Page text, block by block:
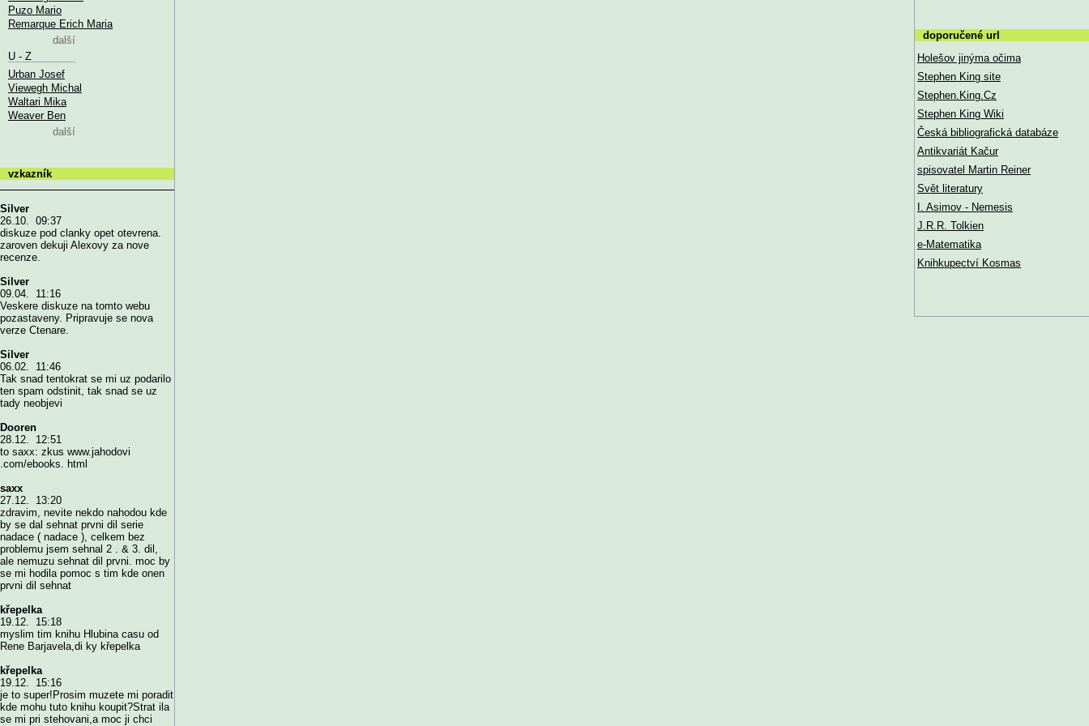
Puzo Mario
Remarque Erich Maria
další
U - Z
Urban Josef
Viewegh Michal
Waltari Mika
Weaver Ben
další
vzkazník
Silver
26.10. 09:37
diskuze pod clanky opet otevrena.
zaroven dekuji Alexovy za nove
recenze.
Silver
09.04. 11:16
Veskere diskuze na tomto webu
pozastaveny. Pripravuje se nova
verze Ctenare.
Silver
06.02. 11:46
Tak snad tentokrat se mi uz podarilo
ten spam odstinit, tak snad se uz
tady neobjevi
Dooren
28.12. 12:51
to saxx: zkus www.jahodovi
.com/ebooks. html
saxx
27.12. 13:20
zdravim, nevite nekdo nahodou kde
by se dal sehnat prvni dil serie
nadace ( nadace ), celkem bez
problemu jsem sehnal 2 . & 3. dil,
ale nemuzu sehnat dil prvni. moc by
se mi hodila pomoc s tim kde onen
prvni dil sehnat
křepelka
19.12. 15:18
myslim tim knihu Hlubina casu od
Rene Barjavela,di ky křepelka
křepelka
19.12. 15:16
je to super!Prosim muzete mi poradit
kde mohu tuto knihu koupit?Strat ila
se mi pri stehovani,a moc ji chci
doporučené url
Holešov jinýma očima
Stephen King site
Stephen.King.Cz
Stephen King Wiki
Česká bibliografická databáze
Antikvariát Kačur
spisovatel Martin Reiner
Svět literatury
I. Asimov - Nemesis
J.R.R. Tolkien
e-Matematika
Knihkupectví Kosmas